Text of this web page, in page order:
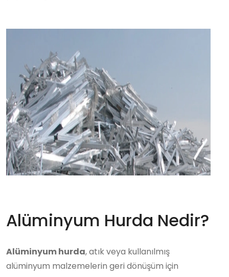
Alüminyum Hurda Nedir?
Alüminyum hurda, atık veya kullanılmış
alüminyum malzemelerin geri dönüşüm için